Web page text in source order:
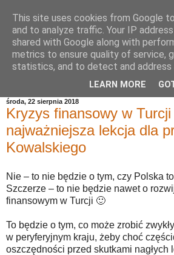
środa, 22 sierpnia 2018
Kryzys finansowy w
najważniejsza lekcja dla
Kowalskiego
Nie – to nie będzie o tym, czy Polska
Szczerze – to nie będzie nawet o
finansowym w Turcji 🙂
To będzie o tym, co może zrobić
w peryferyjnym kraju, żeby choć
oszczędności przed skutkami nagłych
This site uses cookies from Google
and to analyze traffic. Your IP
shared with Google along with
metrics to ensure quality of service,
statistics, and to detect and address
LEARN MORE